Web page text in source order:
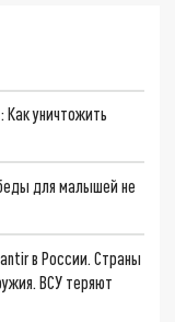
Как уничтожить
для малышей не
в России. Страны
ВСУ теряют